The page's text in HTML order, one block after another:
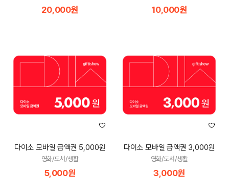
20,000원 10,000원
다이소 모바일 금액권 5,000원
영화/도서/생활
5,000원
다이소 모바일 금액권 3,000원
영화/도서/생활
3,000원